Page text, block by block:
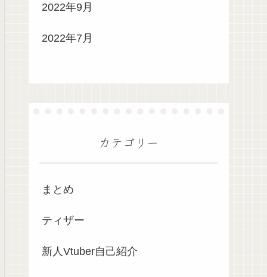
2022年9月
2022年7月
カテゴリー
まとめ
ティザー
新人Vtuber自己紹介